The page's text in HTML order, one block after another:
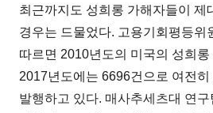
최근까지도 성희롱 가해자들이 제
경우는 드물었다. 고용기회평등위
따르면 2010년도의 미국의 성희
2017년도에는 6696건으로 여전히
발행하고 있다. 매사추세츠대 연구